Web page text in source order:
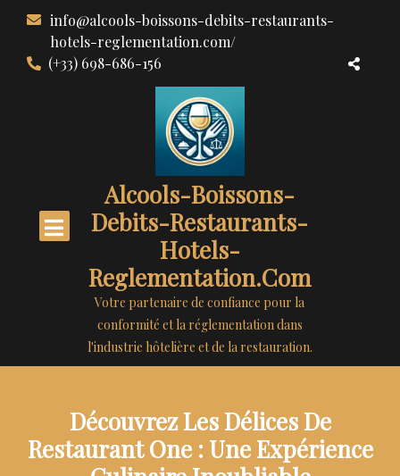
contenu
info@alcools-boissons-debits-restaurants-
hotels-reglementation.com/
(+33) 698-686-156
Alcools-Boissons-
Debits-Restaurants-
Hotels-
Reglementation.com
Votre partenaire de confiance pour la
conformité et la réglementation dans
l'industrie hôtelière et de la restauration.
Découvrez Les Délices De
Restaurant One : Une Expérience